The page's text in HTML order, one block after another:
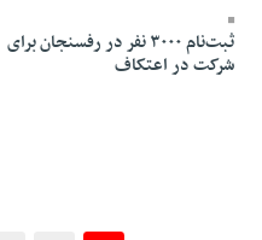
ثبت‌نام ۳۰۰۰ نفر در رفسنجان برای
شرکت در اعتکاف